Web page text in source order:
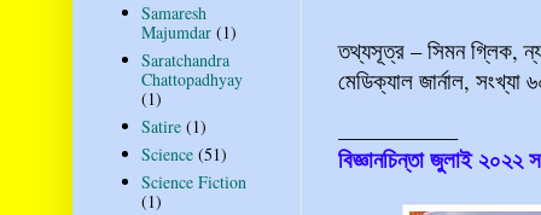
তথ্যসূত্র – সিমন গ্লিক,
মেডিক্যাল জার্নাল,
বিজ্ঞানচিন্তা জুলাই ২০২২
Samaresh
Majumdar (1)
Saratchandra
Chattopadhyay
(1)
Satire (1)
Science (51)
Science Fiction
(1)